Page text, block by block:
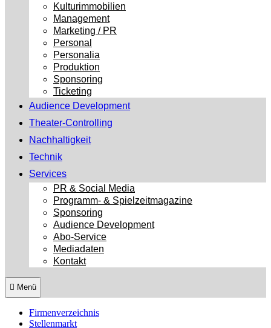
Kulturimmobilien
Management
Marketing / PR
Personal
Personalia
Produktion
Sponsoring
Ticketing
Audience Development
Theater-Controlling
Nachhaltigkeit
Technik
Services
PR & Social Media
Programm- & Spielzeitmagazine
Sponsoring
Audience Development
Abo-Service
Mediadaten
Kontakt
Menü
Firmenverzeichnis
Stellenmarkt